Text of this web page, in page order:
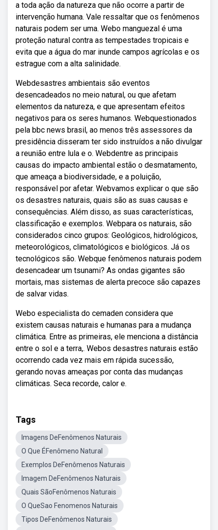
a toda ação da natureza que não ocorre a partir de
intervenção humana. Vale ressaltar que os fenômenos
naturais podem ser uma. Webo manguezal é uma
proteção natural contra as tempestades tropicais e
evita que a água do mar inunde campos agrícolas e os
estrague com a alta salinidade.
Webdesastres ambientais são eventos
desencadeados no meio natural, ou que afetam
elementos da natureza, e que apresentam efeitos
negativos para os seres humanos. Webquestionados
pela bbc news brasil, ao menos três assessores da
presidência disseram ter sido instruídos a não divulgar
a reunião entre lula e o. Webdentre as principais
causas do impacto ambiental estão o desmatamento,
que ameaça a biodiversidade, e a poluição,
responsável por afetar. Webvamos explicar o que são
os desastres naturais, quais são as suas causas e
consequências. Além disso, as suas características,
classificação e exemplos. Webpara os naturais, são
considerados cinco grupos: Geológicos, hidrológicos,
meteorológicos, climatológicos e biológicos. Já os
tecnológicos são. Webque fenômenos naturais podem
desencadear um tsunami? As ondas gigantes são
mortais, mas sistemas de alerta precoce são capazes
de salvar vidas.
Webo especialista do cemaden considera que
existem causas naturais e humanas para a mudança
climática. Entre as primeiras, ele menciona a distância
entre o sol e a terra,. Webos desastres naturais estão
ocorrendo cada vez mais em rápida sucessão,
gerando novas ameaças por conta das mudanças
climáticas. Seca recorde, calor e.
Tags
Imagens DeFenômenos Naturais
O Que ÉFenômeno Natural
Exemplos DeFenômenos Naturais
Imagem DeFenômenos Naturais
Quais SãoFenômenos Naturais
O QueSao Fenomenos Naturais
Tipos DeFenômenos Naturais